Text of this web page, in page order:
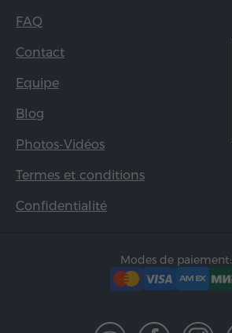
FAQ
Contact
Equipe
Blog
Photos-Vidéos
Termes et conditions
Confidentialité
Modes de paiement: